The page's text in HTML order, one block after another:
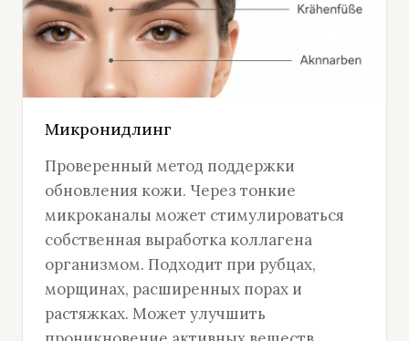
Микронидлинг
Проверенный метод поддержки
обновления кожи. Через тонкие
микроканалы может стимулироваться
собственная выработка коллагена
организмом. Подходит при рубцах,
морщинах, расширенных порах и
растяжках. Может улучшить